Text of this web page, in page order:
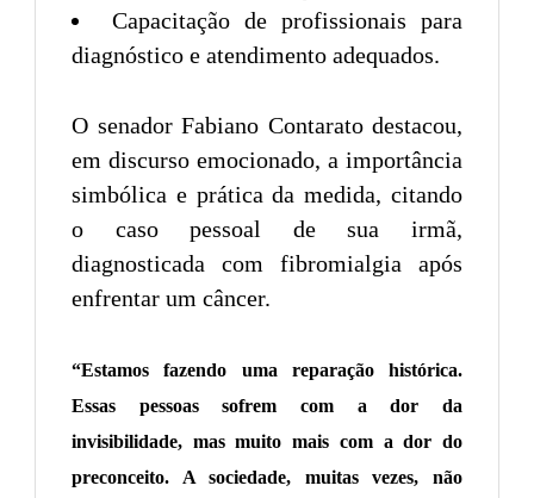
Capacitação de profissionais para
diagnóstico e atendimento adequados.
O senador Fabiano Contarato destacou,
em discurso emocionado, a importância
simbólica e prática da medida, citando
o caso pessoal de sua irmã,
diagnosticada com fibromialgia após
enfrentar um câncer.
“Estamos fazendo uma reparação histórica.
Essas pessoas sofrem com a dor da
invisibilidade, mas muito mais com a dor do
preconceito. A sociedade, muitas vezes, não